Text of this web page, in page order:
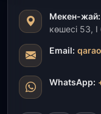
31 шілде, 2026
ұстаздар
айтты
31 шілде, 2026
Мекен-жай:
көшесі 53,
Email:
WhatsApp: